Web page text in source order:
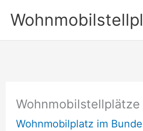
Inhalt
springen
Wohnmobilplatz im